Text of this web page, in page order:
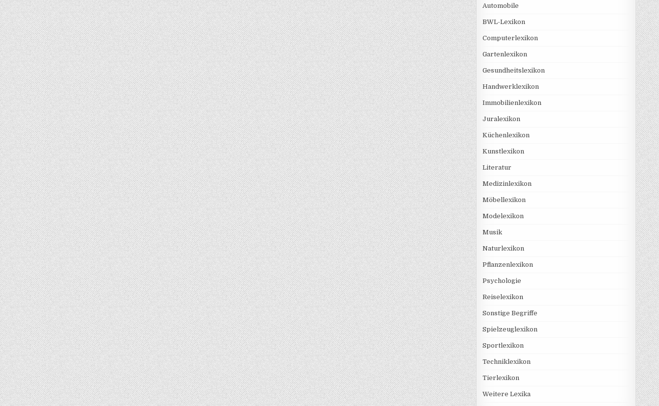
Automobile
BWL-Lexikon
Computerlexikon
Gartenlexikon
Gesundheitslexikon
Handwerklexikon
Immobilienlexikon
Juralexikon
Küchenlexikon
Kunstlexikon
Literatur
Medizinlexikon
Möbellexikon
Modelexikon
Musik
Naturlexikon
Pflanzenlexikon
Psychologie
Reiselexikon
Sonstige Begriffe
Spielzeuglexikon
Sportlexikon
Techniklexikon
Tierlexikon
Weitere Lexika